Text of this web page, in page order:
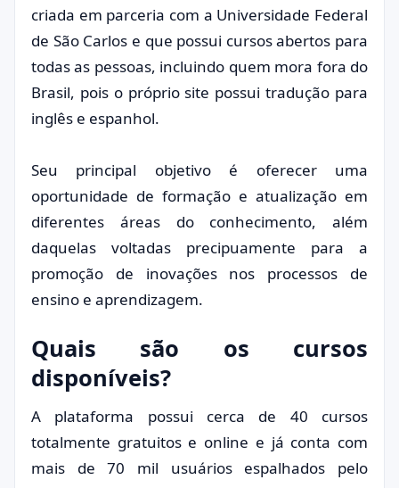
criada em parceria com a Universidade Federal
de São Carlos e que possui cursos abertos para
todas as pessoas, incluindo quem mora fora do
Brasil, pois o próprio site possui tradução para
inglês e espanhol.
Seu principal objetivo é oferecer uma
oportunidade de formação e atualização em
diferentes áreas do conhecimento, além
daquelas voltadas precipuamente para a
promoção de inovações nos processos de
ensino e aprendizagem.
Quais são os cursos
disponíveis?
A plataforma possui cerca de 40 cursos
totalmente gratuitos e online e já conta com
mais de 70 mil usuários espalhados pelo